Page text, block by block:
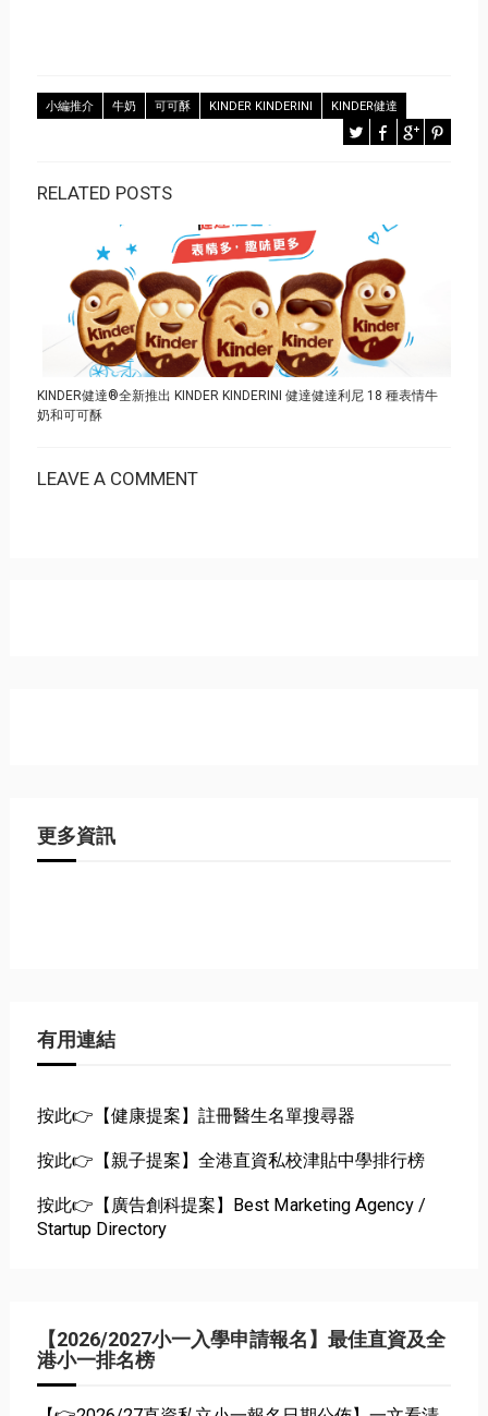
小編推介 牛奶 可可酥 KINDER KINDERINI KINDER健達
RELATED POSTS
KINDER健達®全新推出 KINDER KINDERINI 健達健達利尼 18 種表情牛
奶和可可酥
LEAVE A COMMENT
更多資訊
有用連結
按此👉【健康提案】註冊醫生名單搜尋器
按此👉【親子提案】全港直資私校津貼中學排行榜
按此👉【廣告創科提案】Best Marketing Agency /
Startup Directory
【2026/2027小一入學申請報名】最佳直資及全
港小一排名榜